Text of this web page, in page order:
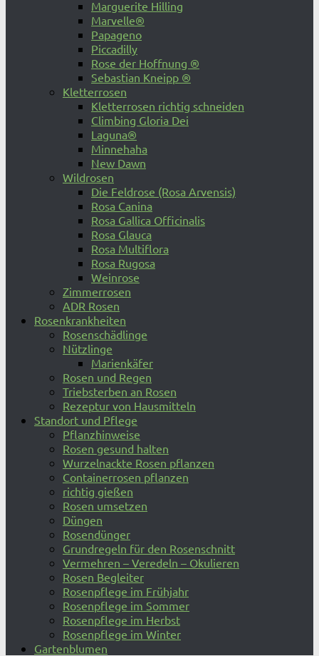
Marguerite Hilling
Marvelle®
Papageno
Piccadilly
Rose der Hoffnung ®
Sebastian Kneipp ®
Kletterrosen
Kletterrosen richtig schneiden
Climbing Gloria Dei
Laguna®
Minnehaha
New Dawn
Wildrosen
Die Feldrose (Rosa Arvensis)
Rosa Canina
Rosa Gallica Officinalis
Rosa Glauca
Rosa Multiflora
Rosa Rugosa
Weinrose
Zimmerrosen
ADR Rosen
Rosenkrankheiten
Rosenschädlinge
Nützlinge
Marienkäfer
Rosen und Regen
Triebsterben an Rosen
Rezeptur von Hausmitteln
Standort und Pflege
Pflanzhinweise
Rosen gesund halten
Wurzelnackte Rosen pflanzen
Containerrosen pflanzen
richtig gießen
Rosen umsetzen
Düngen
Rosendünger
Grundregeln für den Rosenschnitt
Vermehren – Veredeln – Okulieren
Rosen Begleiter
Rosenpflege im Frühjahr
Rosenpflege im Sommer
Rosenpflege im Herbst
Rosenpflege im Winter
Gartenblumen